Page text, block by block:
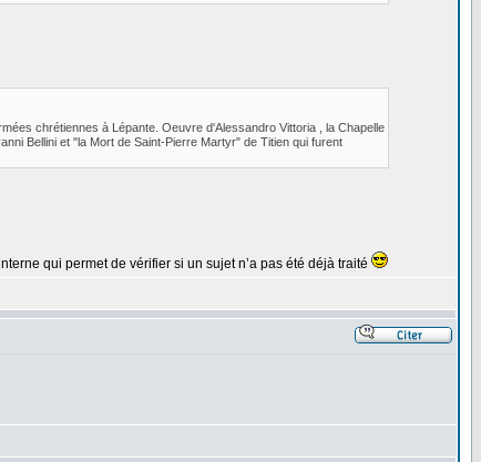
chrétiennes à Lépante. Oeuvre d'Alessandro Vittoria , la Chapelle
Bellini et "la Mort de Saint-Pierre Martyr" de Titien qui furent
qui permet de vérifier si un sujet n’a pas été déjà traité